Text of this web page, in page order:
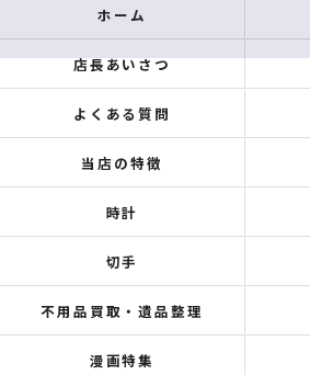
ホーム
店長あいさつ
よくある質問
当店の特徴
時計
切手
不用品買取・遺品整理
漫画特集